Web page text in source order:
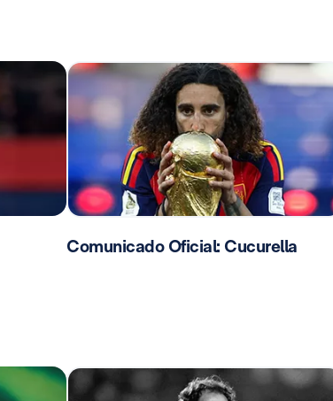
Comunicado Oficial: Cucurella